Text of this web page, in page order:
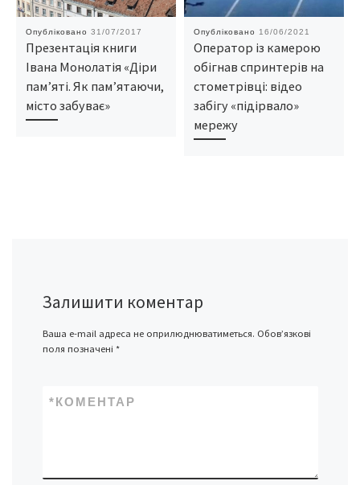
Опубліковано 31/07/2017
Презентація книги
Івана Монолатія «Діри
пам’яті. Як пам’ятаючи,
місто забуває»
Опубліковано 16/06/2021
Оператор із камерою
обігнав спринтерів на
стометрівці: відео
забігу «підірвало»
мережу
Залишити коментар
Ваша e-mail адреса не оприлюднюватиметься. Обов’язкові
поля позначені *
КОМЕНТАР
*